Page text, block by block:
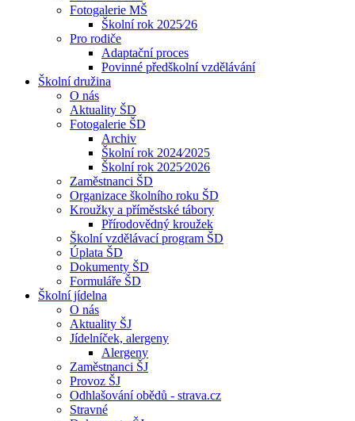
Fotogalerie MŠ
Školní rok 2025⁄26
Pro rodiče
Adaptační proces
Povinné předškolní vzdělávání
Školní družina
O nás
Aktuality ŠD
Fotogalerie ŠD
Archiv
Školní rok 2024⁄2025
Školní rok 2025⁄2026
Zaměstnanci ŠD
Organizace školního roku ŠD
Kroužky a příměstské tábory
Přírodovědný kroužek
Školní vzdělávací program ŠD
Úplata ŠD
Dokumenty ŠD
Formuláře ŠD
Školní jídelna
O nás
Aktuality ŠJ
Jídelníček, alergeny
Alergeny
Zaměstnanci ŠJ
Provoz ŠJ
Odhlašování obědů - strava.cz
Stravné